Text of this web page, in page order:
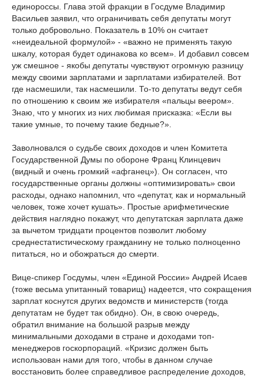
единороссы. Глава этой фракции в Госдуме Владимир
Васильев заявил, что ограничивать себя депутаты могут
только добровольно. Показатель в 10% он считает
«неидеальной формулой» - «важно не применять такую
шкалу, которая будет одинакова ко всем». И добавил совсем
уж смешное - якобы депутаты чувствуют огромную разницу
между своими зарплатами и зарплатами избирателей. Вот
где насмешили, так насмешили. То-то депутаты ведут себя
по отношению к своим же избирателя «пальцы веером».
Знаю, что у многих из них любимая присказка: «Если вы
такие умные, то почему такие бедные?».
Заволновался о судьбе своих доходов и член Комитета
Государственной Думы по обороне Франц Клинцевич
(видный и очень громкий «афганец»). Он согласен, что
государственные органы должны «оптимизировать» свои
расходы, однако напомнил, что «депутат, как и нормальный
человек, тоже хочет кушать». Простые арифметические
действия наглядно покажут, что депутатская зарплата даже
за вычетом тридцати процентов позволит любому
среднестатистическому гражданину не только полноценно
питаться, но и обожраться до смерти.
Вице-спикер Госдумы, член «Единой России» Андрей Исаев
(тоже весьма упитанный товарищ) надеется, что сокращения
зарплат коснутся других ведомств и министерств (тогда
депутатам не будет так обидно). Он, в свою очередь,
обратил внимание на большой разрыв между
минимальными доходами в стране и доходами топ-
менеджеров госкорпораций. «Кризис должен быть
использован нами для того, чтобы в данном случае
восстановить более справедливое распределение доходов,